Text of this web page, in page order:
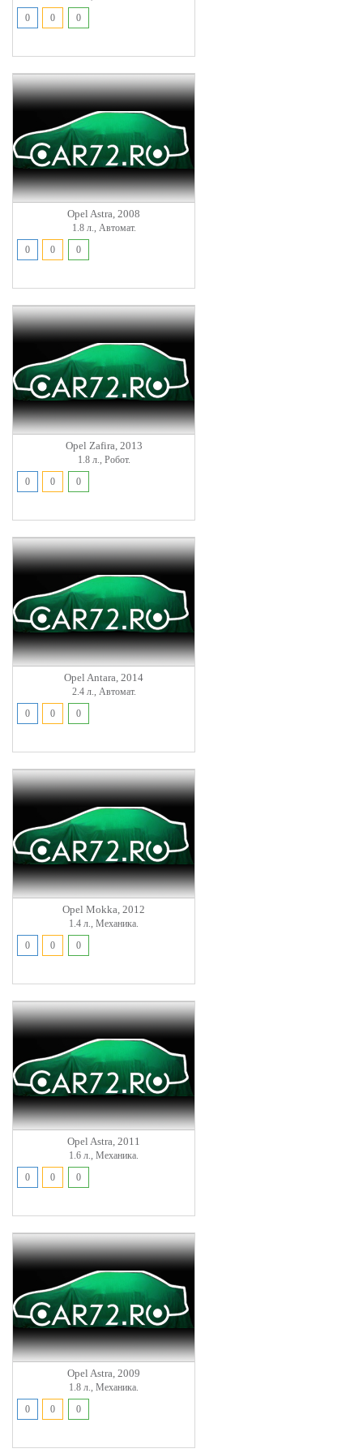
0
0 0
Opel Astra, 2008
1.8 л., Автомат.
0
0 0
Opel Zafira, 2013
1.8 л., Робот.
0
0 0
Opel Antara, 2014
2.4 л., Автомат.
0
0 0
Opel Mokka, 2012
1.4 л., Механика.
0
0 0
Opel Astra, 2011
1.6 л., Механика.
0
0 0
Opel Astra, 2009
1.8 л., Механика.
0
0 0